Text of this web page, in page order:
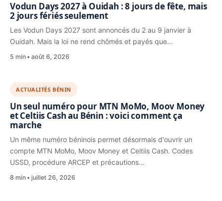
Vodun Days 2027 à Ouidah : 8 jours de fête, mais
2 jours fériés seulement
Les Vodun Days 2027 sont annoncés du 2 au 9 janvier à
Ouidah. Mais la loi ne rend chômés et payés que…
5 min août 6, 2026
ACTUALITÉS BÉNIN
Un seul numéro pour MTN MoMo, Moov Money
et Celtiis Cash au Bénin : voici comment ça
marche
Un même numéro béninois permet désormais d'ouvrir un
compte MTN MoMo, Moov Money et Celtiis Cash. Codes
USSD, procédure ARCEP et précautions…
8 min juillet 26, 2026